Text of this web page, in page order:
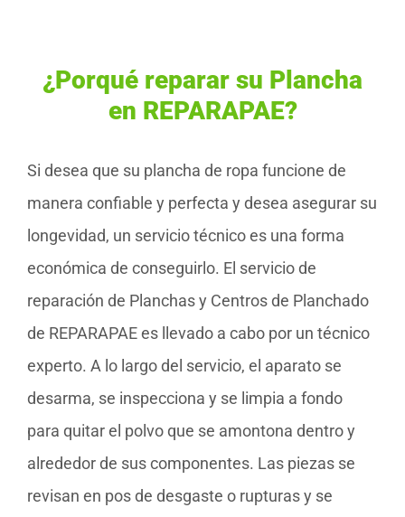
¿Porqué reparar su Plancha
en REPARAPAE?
Si desea que su plancha de ropa funcione de
manera confiable y perfecta y desea asegurar su
longevidad, un servicio técnico es una forma
económica de conseguirlo. El servicio de
reparación de Planchas y Centros de Planchado
de REPARAPAE es llevado a cabo por un técnico
experto. A lo largo del servicio, el aparato se
desarma, se inspecciona y se limpia a fondo
para quitar el polvo que se amontona dentro y
alrededor de sus componentes. Las piezas se
revisan en pos de desgaste o rupturas y se